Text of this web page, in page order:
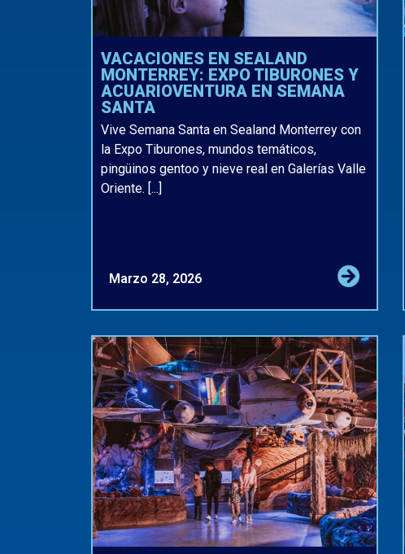
VACACIONES EN SEALAND
MONTERREY: EXPO TIBURONES Y
ACUARIOVENTURA EN SEMANA
SANTA
Vive Semana Santa en Sealand Monterrey con
la Expo Tiburones, mundos temáticos,
pingüinos gentoo y nieve real en Galerías Valle
Oriente. [...]
Marzo 28, 2026